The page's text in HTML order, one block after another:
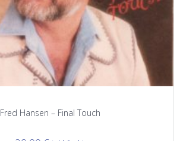
Fred Hansen – Final Touch